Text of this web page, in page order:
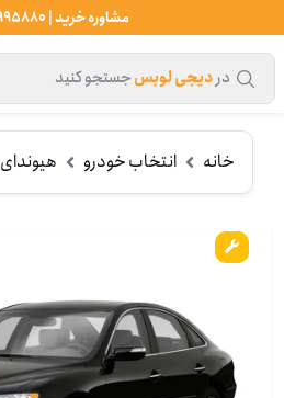
مشاوره خرید | 33995880-021
دردیجی لوبسجستجو کنید
خانه انتخاب خودرو هیوندای